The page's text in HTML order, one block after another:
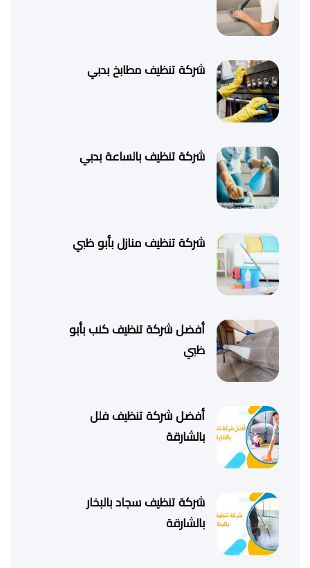
شركة تنظيف مطابخ بدبي
شركة تنظيف بالساعة بدبي
شركة تنظيف منازل بأبو ظبي
أفضل شركة تنظيف كنب بأبو
ظبي
أفضل شركة تنظيف فلل
بالشارقة
شركة تنظيف سجاد بالبخار
بالشارقة